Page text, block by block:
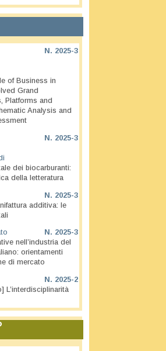
N. 2025-3
of Business in
Grand
Platforms and
Analysis and
N. 2025-3
dei biocarburanti:
della letteratura
N. 2025-3
additiva: le
N. 2025-3
nell’industria del
orientamenti
di mercato
N. 2025-2
L’interdisciplinarità